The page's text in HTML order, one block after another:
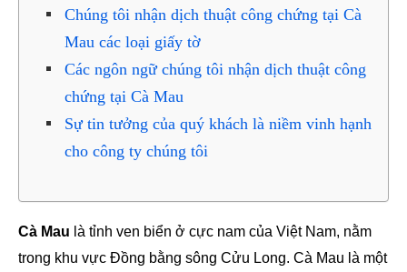
Chúng tôi nhận dịch thuật công chứng tại Cà
Mau các loại giấy tờ
Các ngôn ngữ chúng tôi nhận dịch thuật công
chứng tại Cà Mau
Sự tin tưởng của quý khách là niềm vinh hạnh
cho công ty chúng tôi
Cà Mau là tỉnh ven biển ở cực nam của Việt Nam, nằm
trong khu vực Đồng bằng sông Cửu Long. Cà Mau là một